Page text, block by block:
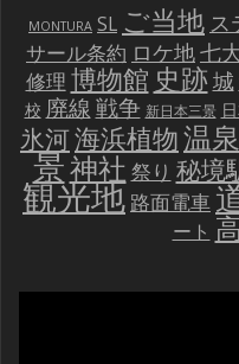
MONTURA SL ご当地 ス
サール条約 ロケ地七
修理 博物館 史跡城
校 廃線戦争 新日本三景
氷河海浜植物温泉
景神社 祭り 秘境
観光地 路面電車
ート